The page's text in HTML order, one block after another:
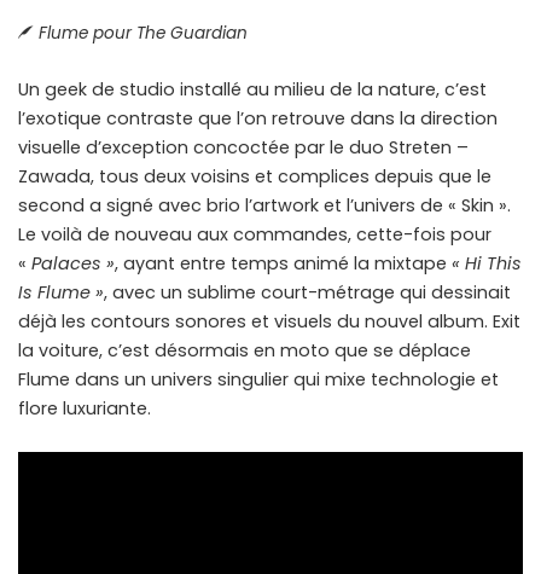
Flume pour The Guardian
Un geek de studio installé au milieu de la nature, c’est
l’exotique contraste que l’on retrouve dans la direction
visuelle d’exception concoctée par le duo Streten –
Zawada, tous deux voisins et complices depuis que le
second a signé avec brio l’artwork et l’univers de « Skin ».
Le voilà de nouveau aux commandes, cette-fois pour
« Palaces », ayant entre temps animé la mixtape « Hi This
Is Flume », avec un sublime court-métrage qui dessinait
déjà les contours sonores et visuels du nouvel album. Exit
la voiture, c’est désormais en moto que se déplace
Flume dans un univers singulier qui mixe technologie et
flore luxuriante.